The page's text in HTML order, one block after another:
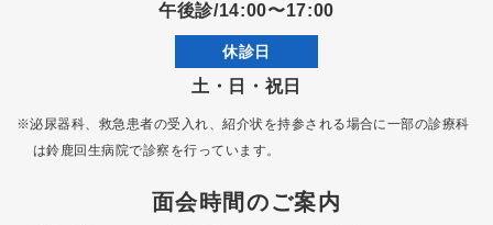
午後診/14:00〜17:00
休診日
土・日・祝日
※泌尿器科、救急患者の受入れ、紹介状を持参される場合に一部の診療科
は鈴鹿回生病院で診察を行っています。
面会時間のご案内